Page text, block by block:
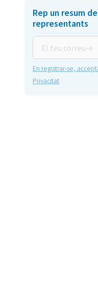
Rep un resum
representants
teu
correu-
e
En registrar-se,
Privacitat